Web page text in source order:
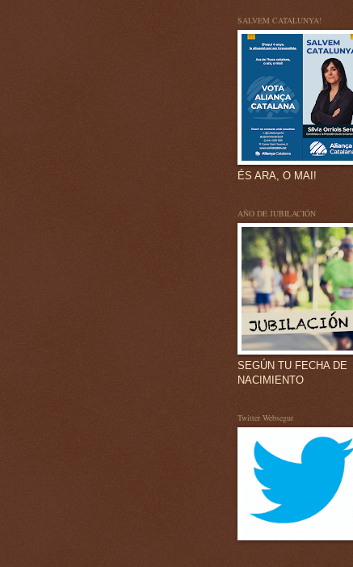
SALVEM CATALUNYA!
ÉS ARA, O MAI!
AÑO DE JUBILACIÓN
SEGÚN TU FECHA DE
NACIMIENTO
Twitter Websegur